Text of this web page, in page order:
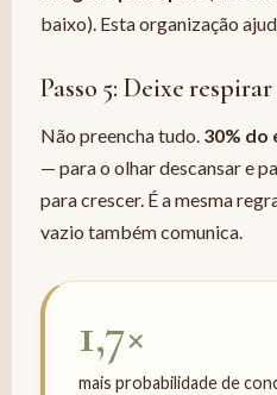
baixo). Esta organização
Passo 5: Deixe respirar
Não preencha tudo. 30% do
— para o olhar descansar e
para crescer. É a mesma
vazio também comunica.
1,7×
mais probabilidade de